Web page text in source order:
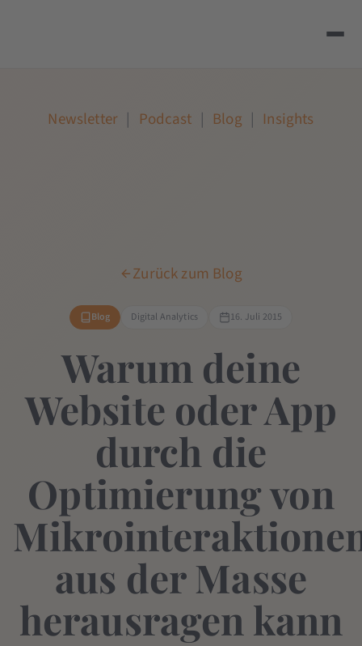
Newsletter | Podcast | Blog | Insights
Zurück zum Blog
Blog Digital Analytics 16. Juli 2015
Warum deine
Website oder App
durch die
Optimierung von
aus der Masse
herausragen kann